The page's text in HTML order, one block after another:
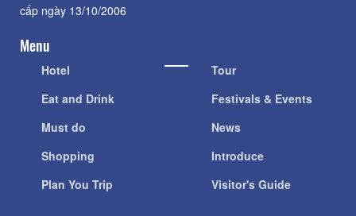
cấp ngày 13/10/2006
Menu
Hotel
Eat and Drink
Must do
Shopping
Plan You Trip
Tour
Festivals & Events
News
Introduce
Visitor's Guide